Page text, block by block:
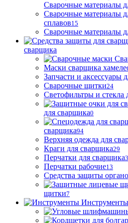
Сварочные материалы
Сварочные материалы
сплавов15
Сварочные материалы
сварщика
Маски сварщика
Запчасти и аксессуары
Сварочные щитки24
Светофильтры и стекла
для сварщика0
сварщика94
Верхняя одежда для
Краги для сварщика29
Перчатки для сварщика
Перчатки рабочие13
Средства защиты
щитки7
Инструменты